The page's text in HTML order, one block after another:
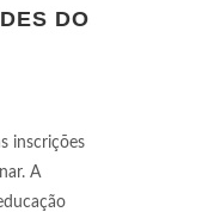
DO
inscrições
A